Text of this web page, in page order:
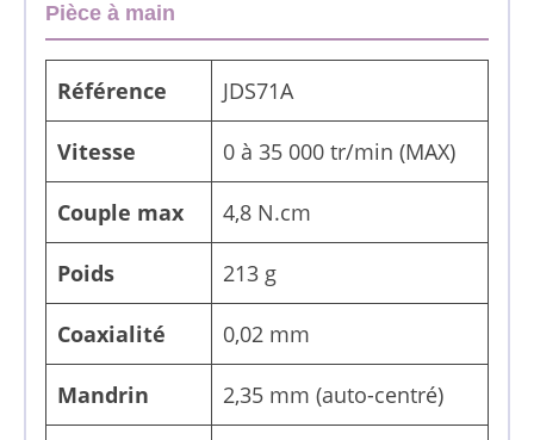
Pièce à main
Référence JDS71A
Vitesse 0 à 35 000 tr/min (MAX)
Couple max 4,8 N.cm
Poids 213 g
Coaxialité 0,02 mm
Mandrin 2,35 mm (auto-centré)